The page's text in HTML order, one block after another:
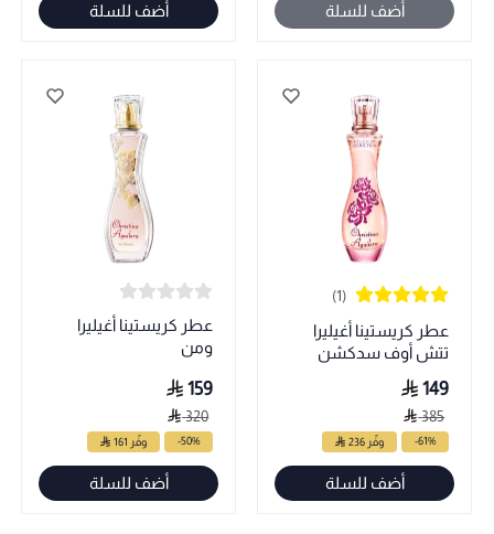
أضف للسلة أضف للسلة
(1)
عطر كريستينا أغيليرا
تتش أوف سدكشن
149
385
-61% وفّر 236
أضف للسلة
عطر كريستينا أغيليرا
ومن
159
320
-50% وفّر 161
أضف للسلة